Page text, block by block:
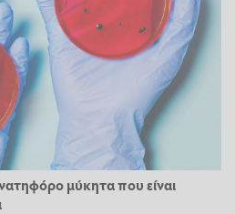
μύκητα που είναι